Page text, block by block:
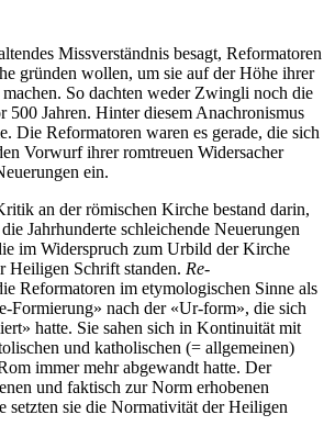
Missverständnis besagt, Reformatoren
gründen wollen, um sie auf der Höhe ihrer
So dachten weder Zwingli noch die
500 Jahren. Hinter diesem Anachronismus
Die Reformatoren waren es gerade, die sich
Vorwurf ihrer romtreuen Widersacher
ein.
an der römischen Kirche bestand darin,
Jahrhunderte schleichende Neuerungen
im Widerspruch zum Urbild der Kirche
Heiligen Schrift standen. Re-
Reformatoren im etymologischen Sinne als
Formierung» nach der «Ur-form», die sich
hatte. Sie sahen sich in Kontinuität mit
und katholischen (= allgemeinen)
immer mehr abgewandt hatte. Der
und faktisch zur Norm erhobenen
setzten sie die Normativität der Heiligen